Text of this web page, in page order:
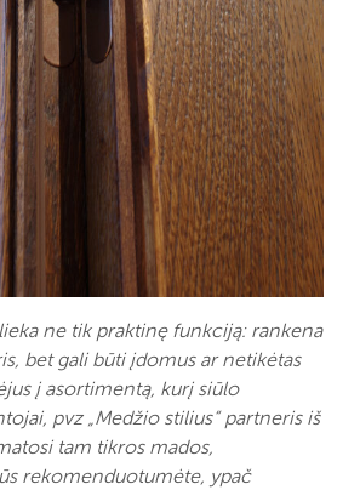
ne tik praktinę funkciją: rankena
bet gali būti įdomus ar netikėtas
į asortimentą, kurį siūlo
pvz „Medžio stilius“ partneris iš
tam tikros mados,
rekomenduotumėte, ypač